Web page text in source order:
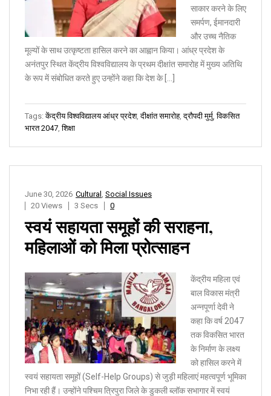
साकार करने के लिए
समर्पण, ईमानदारी
और उच्च नैतिक
मूल्यों के साथ उत्कृष्टता हासिल करने का आह्वान किया। आंध्र प्रदेश के
अनंतपुर स्थित केंद्रीय विश्वविद्यालय के प्रथम दीक्षांत समारोह में मुख्य अतिथि
के रूप में संबोधित करते हुए उन्होंने कहा कि देश के […]
Tags:केंद्रीय विश्वविद्यालय आंध्र प्रदेश,दीक्षांत समारोह,द्रौपदी मुर्मु ,विकसित
भारत 2047 ,शिक्षा
Cultural Social Issues
June 30, 2026
20 Views
3 Secs 0
स्वयं सहायता समूहों की सराहना,
महिलाओं को मिला प्रोत्साहन
केंद्रीय महिला एवं
बाल विकास मंत्री
अन्नपूर्णा देवी ने
कहा कि वर्ष 2047
तक विकसित भारत
के निर्माण के लक्ष्य
को हासिल करने में
स्वयं सहायता समूहों (Self-Help Groups) से जुड़ी महिलाएं महत्वपूर्ण भूमिका
निभा रही हैं। उन्होंने पश्चिम त्रिपुरा जिले के डुकली ब्लॉक सभागार में स्वयं